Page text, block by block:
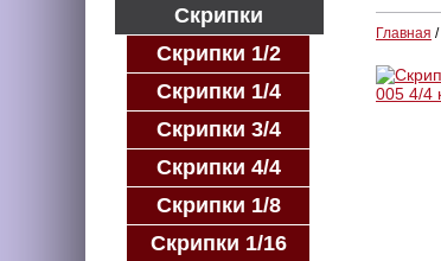
Главная /
Скрипки
Скрипки 1/2
Скрипки 1/4
Скрипки 3/4
Скрипки 4/4
Скрипки 1/8
Скрипки 1/16